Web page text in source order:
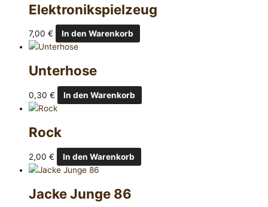
Elektronikspielzeug
7,00 € In den Warenkorb
Unterhose
0,30 € In den Warenkorb
Rock
2,00 € In den Warenkorb
Jacke Junge 86